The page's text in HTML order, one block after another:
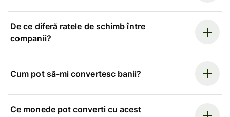
De ce diferă ratele de schimb între
companii?
Cum pot să-mi convertesc banii?
Ce monede pot converti cu acest